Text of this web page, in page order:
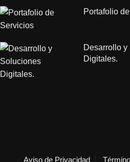
Portafolio
Desarrollo
Digitales.
Aviso de Privacidad